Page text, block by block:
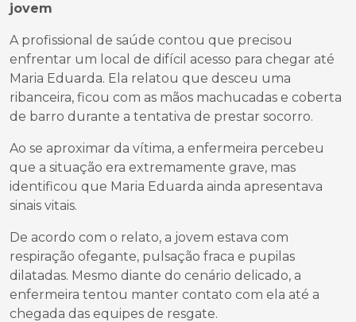
jovem
A profissional de saúde contou que precisou
enfrentar um local de difícil acesso para chegar até
Maria Eduarda. Ela relatou que desceu uma
ribanceira, ficou com as mãos machucadas e coberta
de barro durante a tentativa de prestar socorro.
Ao se aproximar da vítima, a enfermeira percebeu
que a situação era extremamente grave, mas
identificou que Maria Eduarda ainda apresentava
sinais vitais.
De acordo com o relato, a jovem estava com
respiração ofegante, pulsação fraca e pupilas
dilatadas. Mesmo diante do cenário delicado, a
enfermeira tentou manter contato com ela até a
chegada das equipes de resgate.